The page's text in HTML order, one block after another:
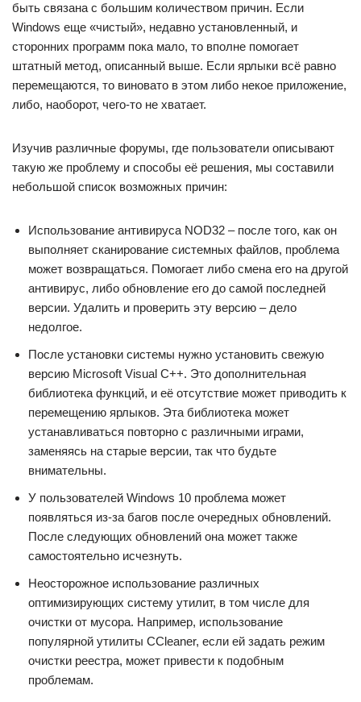
быть связана с большим количеством причин. Если
Windows еще «чистый», недавно установленный, и
сторонних программ пока мало, то вполне помогает
штатный метод, описанный выше. Если ярлыки всё равно
перемещаются, то виновато в этом либо некое приложение,
либо, наоборот, чего-то не хватает.
Изучив различные форумы, где пользователи описывают
такую же проблему и способы её решения, мы составили
небольшой список возможных причин:
Использование антивируса NOD32 – после того, как он
выполняет сканирование системных файлов, проблема
может возвращаться. Помогает либо смена его на другой
антивирус, либо обновление его до самой последней
версии. Удалить и проверить эту версию – дело
недолгое.
После установки системы нужно установить свежую
версию Microsoft Visual C++. Это дополнительная
библиотека функций, и её отсутствие может приводить к
перемещению ярлыков. Эта библиотека может
устанавливаться повторно с различными играми,
заменяясь на старые версии, так что будьте
внимательны.
У пользователей Windows 10 проблема может
появляться из-за багов после очередных обновлений.
После следующих обновлений она может также
самостоятельно исчезнуть.
Неосторожное использование различных
оптимизирующих систему утилит, в том числе для
очистки от мусора. Например, использование
популярной утилиты CCleaner, если ей задать режим
очистки реестра, может привести к подобным
проблемам.